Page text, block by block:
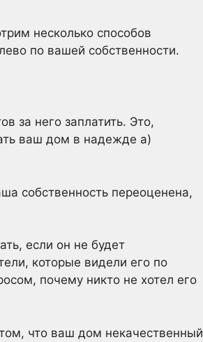
несколько способов
по вашей собственности.
за него заплатить. Это,
ваш дом в надежде а)
собственность переоценена,
если он не будет
которые видели его по
почему никто не хотел его
что ваш дом некачественный